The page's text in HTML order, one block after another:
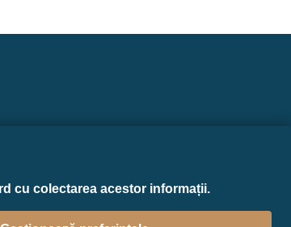
cu colectarea acestor informații.